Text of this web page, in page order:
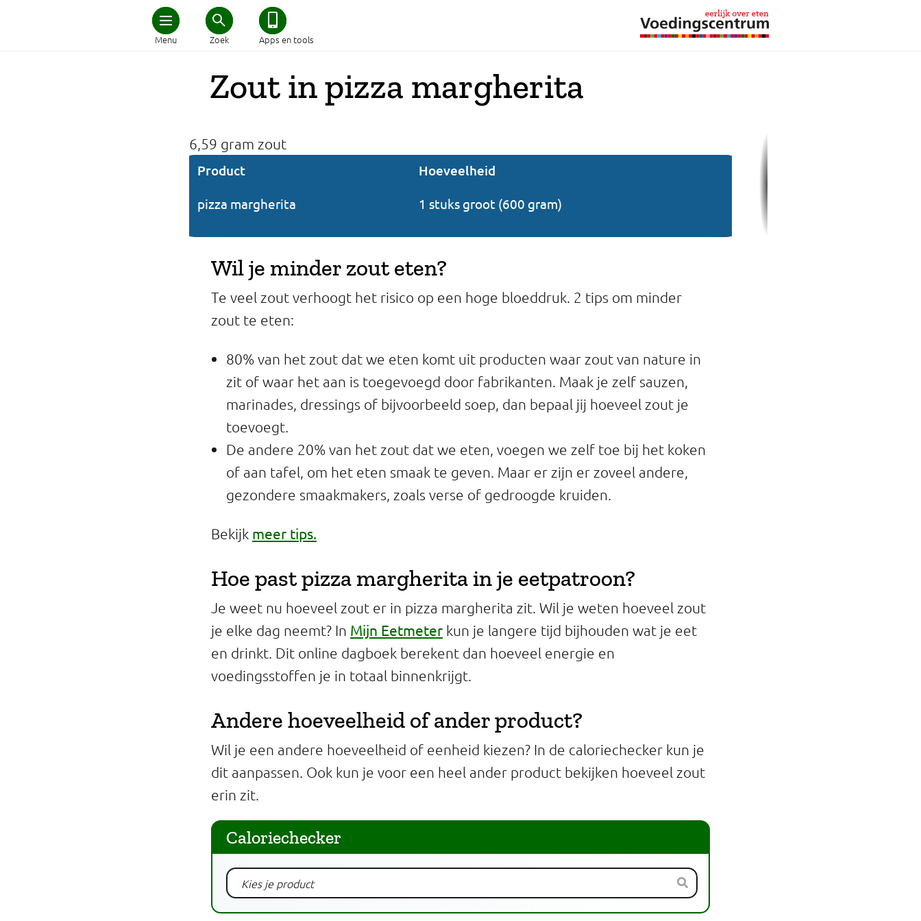
Menu Zoek Apps en tools
Home
Schijf van Vijf
Afvallen
Duurzaam eten
Veilig eten
Professionals
Eetomgevingen
Zout in pizza margherita
6,59 gram zout
Product
Hoeveelheid
pizza margherita 1 stuks groot (600 gram)
Wil je minder zout eten?
Te veel zout verhoogt het risico op een hoge bloeddruk. 2 tips om minder
zout te eten:
80% van het zout dat we eten komt uit producten waar zout van nature in
zit of waar het aan is toegevoegd door fabrikanten. Maak je zelf sauzen,
marinades, dressings of bijvoorbeeld soep, dan bepaal jij hoeveel zout je
toevoegt.
De andere 20% van het zout dat we eten, voegen we zelf toe bij het koken
of aan tafel, om het eten smaak te geven. Maar er zijn er zoveel andere,
gezondere smaakmakers, zoals verse of gedroogde kruiden.
Bekijk meer tips.
Hoe past pizza margherita in je eetpatroon?
Je weet nu hoeveel zout er in pizza margherita zit. Wil je weten hoeveel zout
je elke dag neemt? In Mijn Eetmeter kun je langere tijd bijhouden wat je eet
en drinkt. Dit online dagboek berekent dan hoeveel energie en
voedingsstoffen je in totaal binnenkrijgt.
Andere hoeveelheid of ander product?
Wil je een andere hoeveelheid of eenheid kiezen? In de caloriechecker kun je
dit aanpassen. Ook kun je voor een heel ander product bekijken hoeveel zout
erin zit.
Caloriechecker